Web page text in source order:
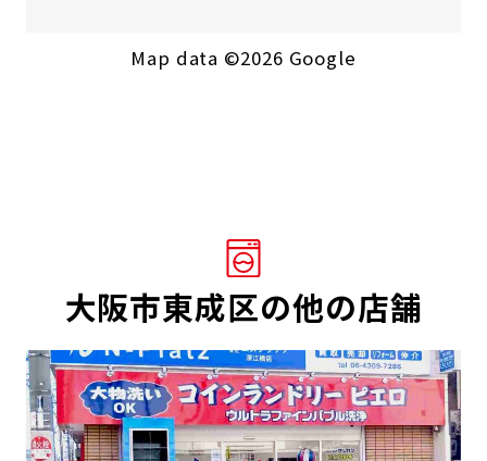
Map data ©2026 Google
大阪市東成区の他の店舗